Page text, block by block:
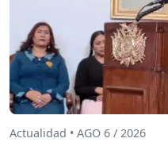
Actualidad • AGO 6 / 2026